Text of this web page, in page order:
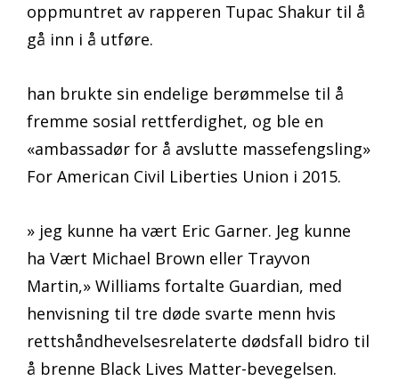
oppmuntret av rapperen Tupac Shakur til å
gå inn i å utføre.
han brukte sin endelige berømmelse til å
fremme sosial rettferdighet, og ble en
«ambassadør for å avslutte massefengsling»
For American Civil Liberties Union i 2015.
» jeg kunne ha vært Eric Garner. Jeg kunne
ha Vært Michael Brown eller Trayvon
Martin,» Williams fortalte Guardian, med
henvisning til tre døde svarte menn hvis
rettshåndhevelsesrelaterte dødsfall bidro til
å brenne Black Lives Matter-bevegelsen.